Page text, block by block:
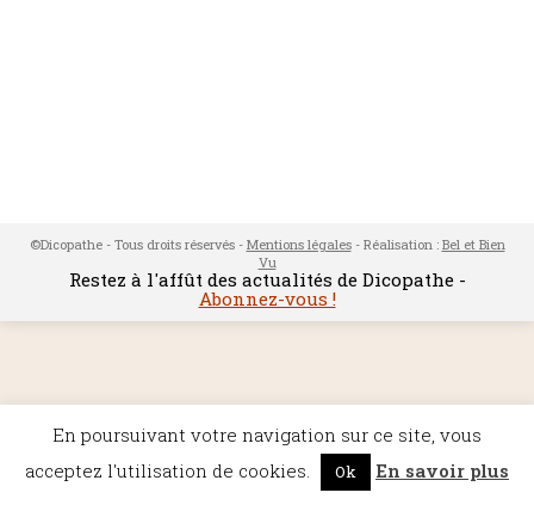
©Dicopathe - Tous droits réservés - Mentions légales- Réalisation : Bel et Bien
Vu
Restez à l'affût des actualités de Dicopathe -
Abonnez-vous !
En poursuivant votre navigation sur ce site, vous
acceptez l'utilisation de cookies.
Ok En savoir plus